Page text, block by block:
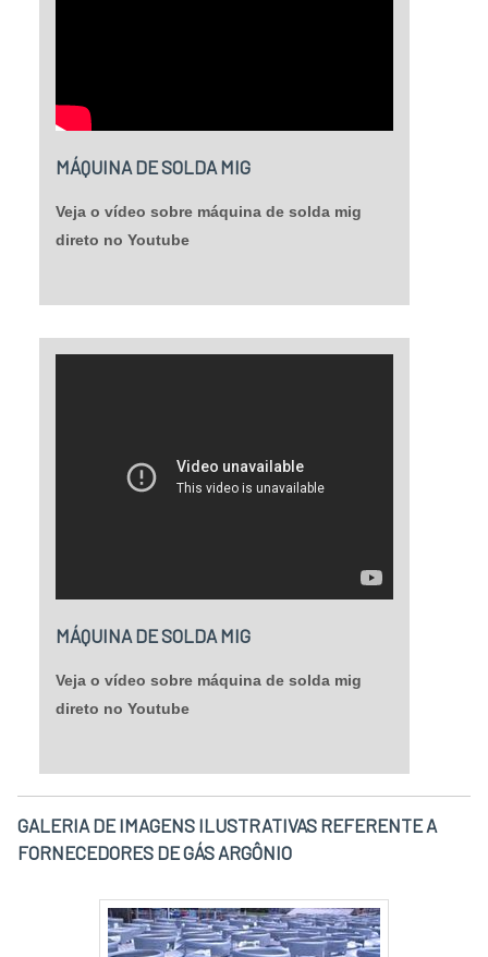
MÁQUINA DE SOLDA MIG
Veja o vídeo sobre máquina de solda mig
direto no Youtube
MÁQUINA DE SOLDA MIG
Veja o vídeo sobre máquina de solda mig
direto no Youtube
GALERIA DE IMAGENS ILUSTRATIVAS REFERENTE A
FORNECEDORES DE GÁS ARGÔNIO